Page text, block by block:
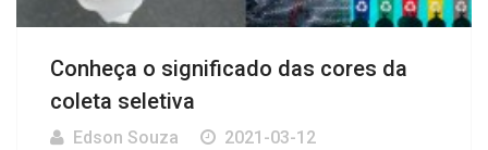
Conheça o significado das cores da
coleta seletiva
Edson Souza 2021-03-12